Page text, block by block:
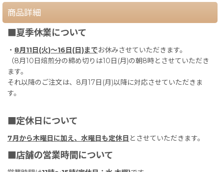
商品詳細
■夏季休業について
・ 8月11日(火)〜16日(日)までお休みさせていただきます。
（8月10日焙煎分の締め切りは10日(月)の朝8時とさせていただき
ます。
それ以降のご注文は、8月17日(月)以降に対応させていただきま
す。
■定休日について
7月から木曜日に加え、水曜日も定休日 とさせていただきます。
■店舗の営業時間について